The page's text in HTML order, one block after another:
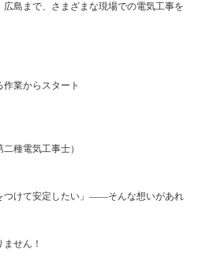
島まで、さまざまな現場での電気工事を
業からスタート
種電気工事士）
つけて安定したい」——そんな想いがあれ
せん！